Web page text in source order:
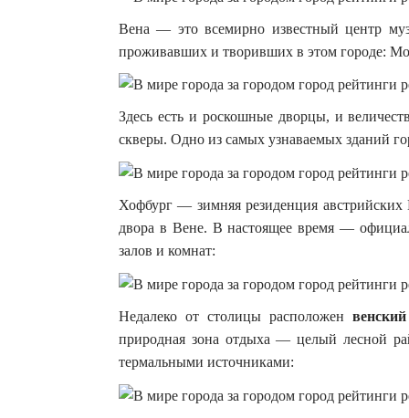
Вена — это всемирно известный центр
проживавших и творивших в этом городе:
Здесь есть и роскошные дворцы, и
скверы. Одно из самых узнаваемых зданий
Хофбург — зимняя резиденция австрийских
двора в Вене. В настоящее время —
залов и комнат:
Недалеко от столицы расположен
природная зона отдыха — целый лесной
термальными источниками: